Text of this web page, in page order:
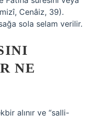
Cenâiz, 39).
sola selam verilir.
NE
alınır ve “salli-